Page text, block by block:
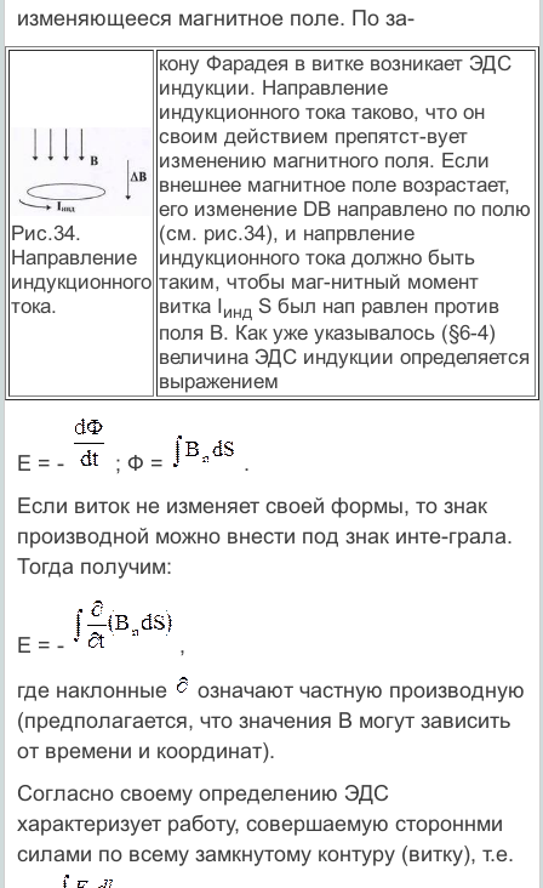
изменяющееся магнитное поле. По за-
Рис.34.
Направление
индукционного
тока.
кону Фарадея в витке возникает ЭДС
индукции. Направление
индукционного тока таково, что он
своим действием препятст-вует
изменению магнитного поля. Если
внешнее магнитное поле возрастает,
его изменение DВ направлено по полю
(см. рис.34), и напрвление
индукционного тока должно быть
таким, чтобы маг-нитный момент
витка Iинд S был нап равлен против
поля В. Как уже указывалось (§6-4)
величина ЭДС индукции определяется
выражением
E = - ; Ф =
.
Если виток не изменяет своей формы, то знак
производной можно внести под знак инте-грала.
Тогда получим:
E = -
,
где наклонные
означают частную производную
(предполагается, что значения В могут зависить
от времени и координат).
Согласно своему определению ЭДС
характеризует работу, совершаемую стороннми
силами по всему замкнутому контуру (витку), т.е.